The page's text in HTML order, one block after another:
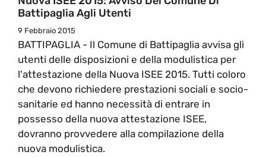
Battipaglia Agli Utenti
9 Febbraio 2015
BATTIPAGLIA - Il Comune di Battipaglia avvisa gli
utenti delle disposizioni e della modulistica per
l'attestazione della Nuova ISEE 2015. Tutti coloro
che devono richiedere prestazioni sociali e socio-
sanitarie ed hanno necessità di entrare in
possesso della nuova attestazione ISEE,
dovranno provvedere alla compilazione della
nuova modulistica.